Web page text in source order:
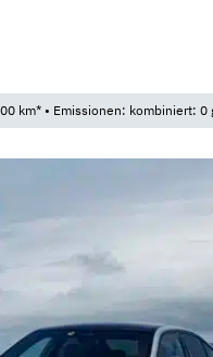
km* • Emissionen: kombiniert: 0